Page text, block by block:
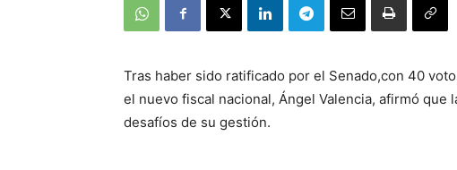
Tras haber sido ratificado por el Senado,con 40
el nuevo fiscal nacional, Ángel Valencia, afirmó
desafíos de su gestión.